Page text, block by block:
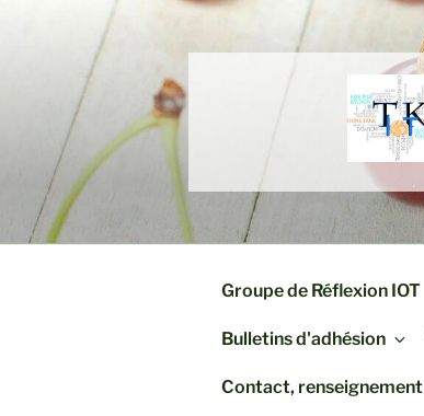
Groupe de Réflexion IOT
Bulletins d'adhésion
Contact, renseignement